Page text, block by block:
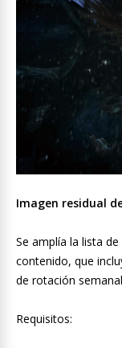
Imagen residual
Se amplía la lista
contenido, que
de rotación
Requisitos: